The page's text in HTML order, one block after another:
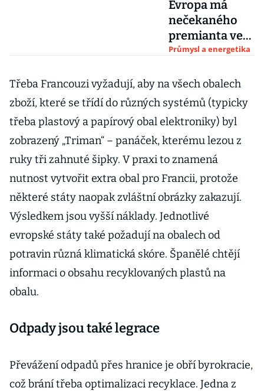
Evropa má
nečekaného
premianta ve
výrobě
Slunce. Na
špičku se
dostalo
Maďarsko
Průmysl a energetika
Třeba Francouzi vyžadují, aby na všech obalech
zboží, které se třídí do různých systémů (typicky
třeba plastový a papírový obal elektroniky) byl
zobrazený „Triman“ –⁠⁠⁠⁠⁠⁠ panáček, kterému lezou z
ruky tři zahnuté šipky. V praxi to znamená
nutnost vytvořit extra obal pro Francii, protože
některé státy naopak zvláštní obrázky zakazují.
Výsledkem jsou vyšší náklady. Jednotlivé
evropské státy také požadují na obalech od
potravin různá klimatická skóre. Španělé chtějí
informaci o obsahu recyklovaných plastů na
obalu.
Odpady jsou také legrace
Převážení odpadů přes hranice je obří byrokracie,
což brání třeba optimalizaci recyklace. Jedna z